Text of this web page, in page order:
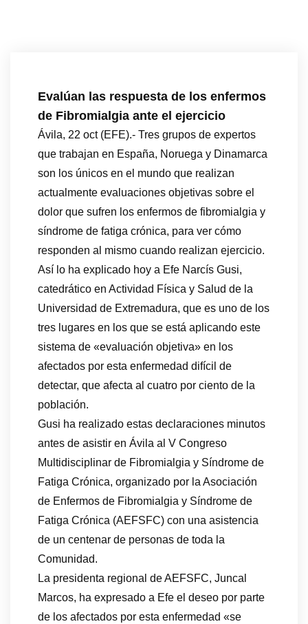
Evalúan las respuesta de los enfermos
de Fibromialgia ante el ejercicio
Ávila, 22 oct (EFE).- Tres grupos de expertos
que trabajan en España, Noruega y Dinamarca
son los únicos en el mundo que realizan
actualmente evaluaciones objetivas sobre el
dolor que sufren los enfermos de fibromialgia y
síndrome de fatiga crónica, para ver cómo
responden al mismo cuando realizan ejercicio.
Así lo ha explicado hoy a Efe Narcís Gusi,
catedrático en Actividad Física y Salud de la
Universidad de Extremadura, que es uno de los
tres lugares en los que se está aplicando este
sistema de «evaluación objetiva» en los
afectados por esta enfermedad difícil de
detectar, que afecta al cuatro por ciento de la
población.
Gusi ha realizado estas declaraciones minutos
antes de asistir en Ávila al V Congreso
Multidisciplinar de Fibromialgia y Síndrome de
Fatiga Crónica, organizado por la Asociación
de Enfermos de Fibromialgia y Síndrome de
Fatiga Crónica (AEFSFC) con una asistencia
de un centenar de personas de toda la
Comunidad.
La presidenta regional de AEFSFC, Juncal
Marcos, ha expresado a Efe el deseo por parte
de los afectados por esta enfermedad «se